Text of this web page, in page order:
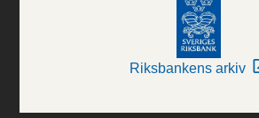
Riksbankens arkiv